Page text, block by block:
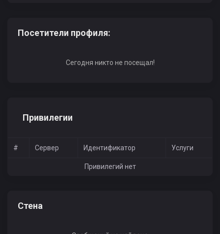
Посетители профиля:
Сегодня никто не посещал!
Привилегии
# Сервер Идентификатор Услуги
Привилегий нет
Стена